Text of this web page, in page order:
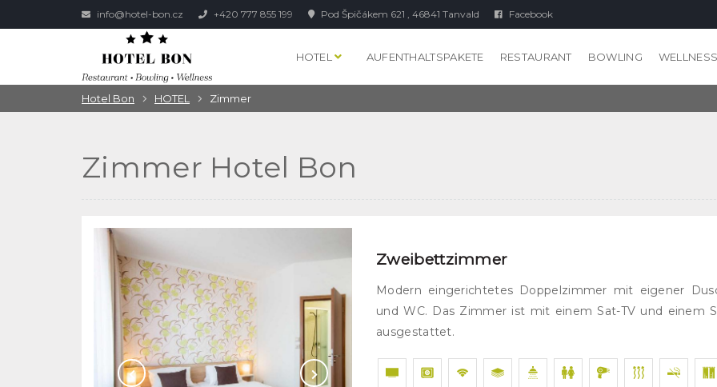
info@hotel-bon.cz +420 777 855 199 Pod Špičákem 621 , 46841 Tanvald Facebook
HOTEL AUFENTHALTSPAKETE RESTAURANT BOWLING
Hotel Bon HOTEL Zimmer
Zimmer Hotel Bon
Zweibettzimmer
Modern eingerichtetes Doppelzimmer mit eigener
und WC. Das Zimmer ist mit einem Sat-TV und einem
ausgestattet.